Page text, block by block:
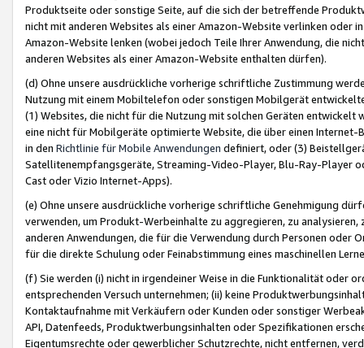
Produktseite oder sonstige Seite, auf die sich der betreffende
nicht mit anderen Websites als einer Amazon-Website verlinken oder
Amazon-Website lenken (wobei jedoch Teile Ihrer Anwendung, die
anderen Websites als einer Amazon-Website enthalten dürfen).
(d) Ohne unsere ausdrückliche vorherige schriftliche Zustimmung
Nutzung mit einem Mobiltelefon oder sonstigen Mobilgerät
(1) Websites, die nicht für die Nutzung mit solchen Geräten
eine nicht für Mobilgeräte optimierte Website, die über einen
in den Richtlinie für Mobile Anwendungen definiert, oder (3)
Satellitenempfangsgeräte, Streaming-Video-Player, Blu-Ray-Player
Cast oder Vizio Internet-Apps).
(e) Ohne unsere ausdrückliche vorherige schriftliche Genehmigung
verwenden, um Produkt-Werbeinhalte zu aggregieren, zu
anderen Anwendungen, die für die Verwendung durch Personen
für die direkte Schulung oder Feinabstimmung eines maschinellen
(f) Sie werden (i) nicht in irgendeiner Weise in die Funktionalität oder
entsprechenden Versuch unternehmen; (ii) keine
Kontaktaufnahme mit Verkäufern oder Kunden oder sonstiger
API, Datenfeeds, Produktwerbungsinhalten oder Spezifikationen
Eigentumsrechte oder gewerblicher Schutzrechte, nicht entfernen,